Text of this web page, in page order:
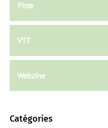
Piste
VTT
Webzine
Catégories